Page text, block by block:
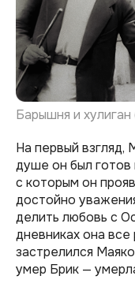
Барышня и хулиган
На первый взгляд,
душе он был готов
с которым он
достойно
делить любовь с
дневниках она
застрелился
умер Брик —